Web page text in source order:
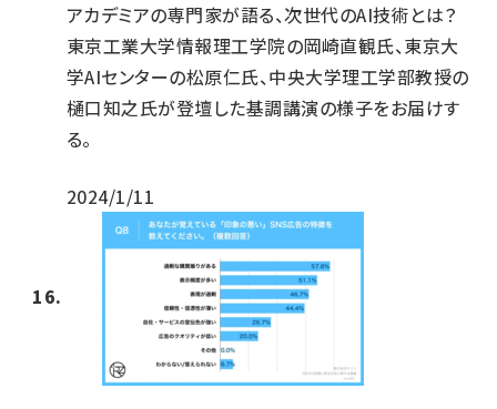
アカデミアの専門家が語る、次世代のAI技術とは？
東京工業大学情報理工学院の岡崎直観氏、東京大
学AIセンターの松原仁氏、中央大学理工学部教授の
樋口知之氏が登壇した基調講演の様子をお届けす
る。
2024/1/11